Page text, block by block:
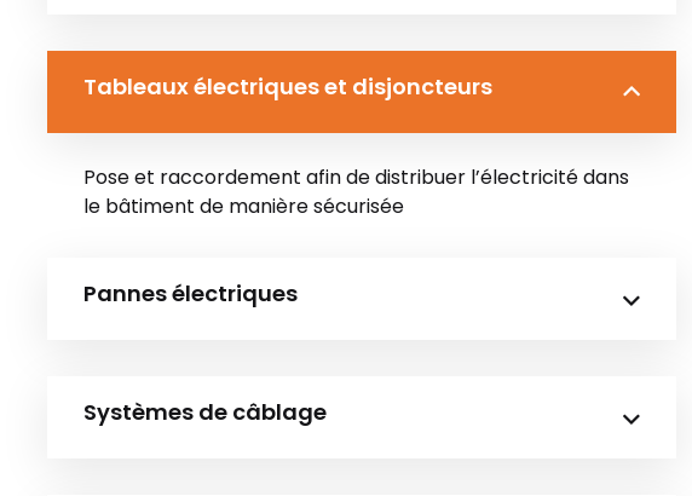
Tableaux électriques et disjoncteurs
Pose et raccordement afin de distribuer l’électricité dans
le bâtiment de manière sécurisée
Pannes électriques
Systèmes de câblage